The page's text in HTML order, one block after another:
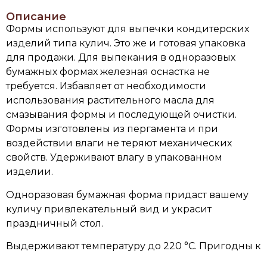
Описание
Формы используют для выпечки кондитерских
изделий типа кулич. Это же и готовая упаковка
для продажи. Для выпекания в одноразовых
бумажных формах железная оснастка не
требуется. Избавляет от необходимости
использования растительного масла для
смазывания формы и последующей очистки.
Формы изготовлены из пергамента и при
воздействии влаги не теряют механических
свойств. Удерживают влагу в упакованном
изделии.
Одноразовая бумажная форма придаст вашему
куличу привлекательный вид и украсит
праздничный стол.
Выдерживают температуру до 220 °C. Пригодны к